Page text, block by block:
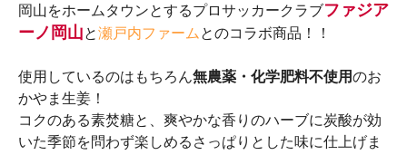
岡山をホームタウンとするプロサッカークラブファジア
ーノ岡山と瀬戸内ファーム とのコラボ商品！！
使用しているのはもちろん無農薬・化学肥料不使用のお
かやま生姜！
コクのある素焚糖と、爽やかな香りのハーブに炭酸が効
いた季節を問わず楽しめるさっぱりとした味に仕上げま